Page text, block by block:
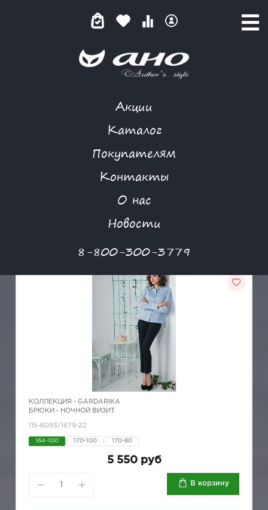
Акции
Каталог
Покупателям
Контакты
О нас
Новости
8-800-300-3779
GARDARIKA
КОЛЛЕКЦИЯ - GARDARIKA
БРЮКИ - НОЧНОЙ ВИЗИТ
115-6093/1679-22
164-100 170-100 170-80
5 550 руб
В корзину